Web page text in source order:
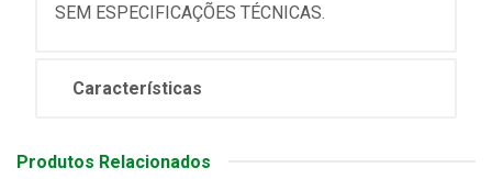
SEM ESPECIFICAÇÕES TÉCNICAS.
Características
Produtos Relacionados